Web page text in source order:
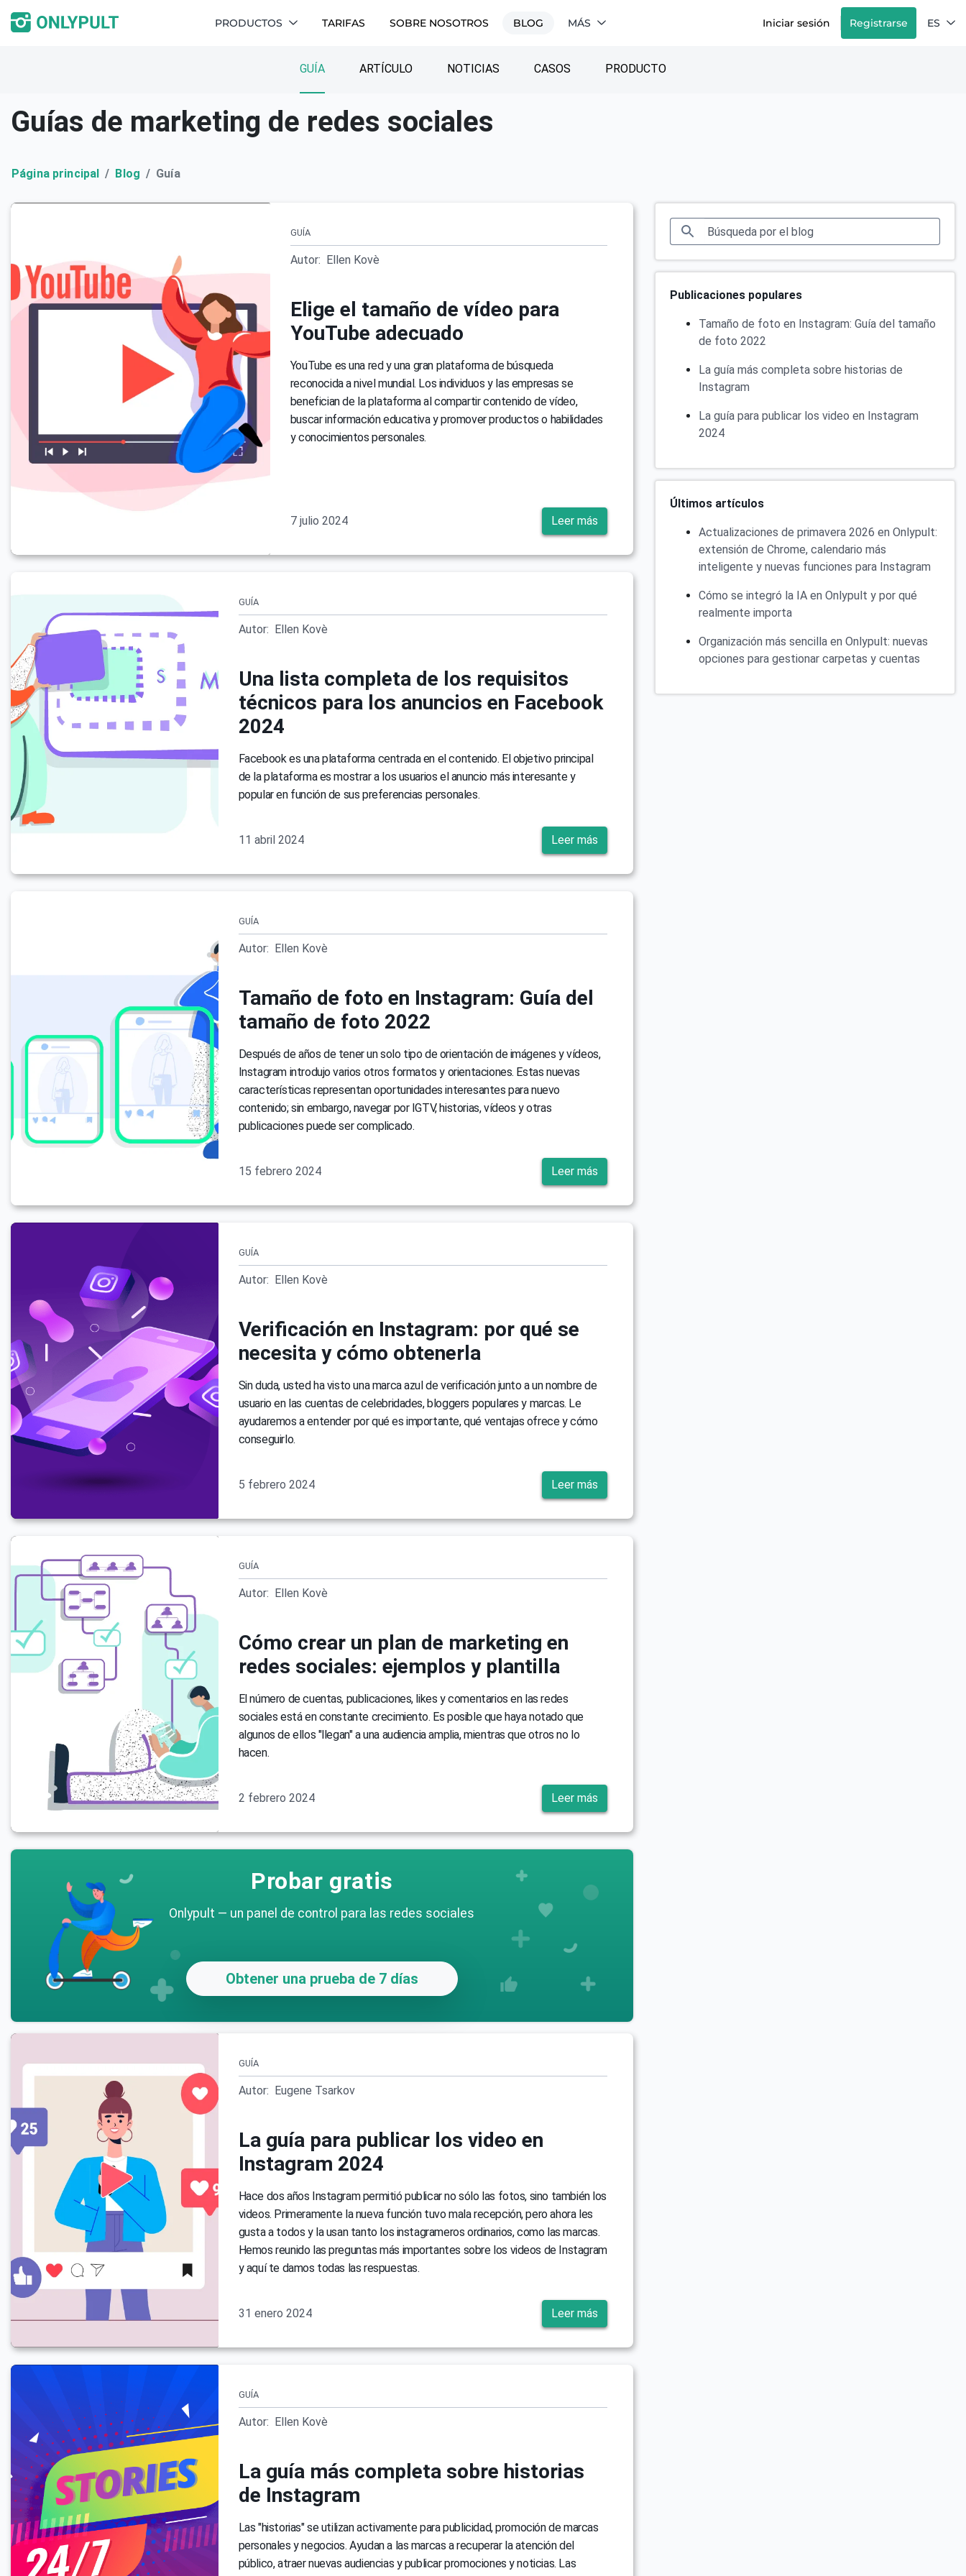
PRODUCTOS TARIFAS SOBRE NOSOTROS BLOG MÁS Iniciar sesión Registrarse ES
GUÍA ARTÍCULO NOTICIAS CASOS PRODUCTO
Guías de marketing de redes sociales
Página principal Blog Guía
GUÍA
Autor: Ellen Kovè
Elige el tamaño de vídeo para
YouTube adecuado
YouTube es una red y una gran plataforma de búsqueda
reconocida a nivel mundial. Los individuos y las empresas se
benefician de la plataforma al compartir contenido de vídeo,
buscar información educativa y promover productos o habilidades
y conocimientos personales.
7 julio 2024 Leer más
GUÍA
Autor: Ellen Kovè
Una lista completa de los requisitos
técnicos para los anuncios en Facebook
2024
Facebook es una plataforma centrada en el contenido. El objetivo principal
de la plataforma es mostrar a los usuarios el anuncio más interesante y
popular en función de sus preferencias personales.
11 abril 2024 Leer más
GUÍA
Autor: Ellen Kovè
Tamaño de foto en Instagram: Guía del
tamaño de foto 2022
Después de años de tener un solo tipo de orientación de imágenes y vídeos,
Instagram introdujo varios otros formatos y orientaciones. Estas nuevas
características representan oportunidades interesantes para nuevo
contenido; sin embargo, navegar por IGTV, historias, vídeos y otras
publicaciones puede ser complicado.
15 febrero 2024 Leer más
GUÍA
Autor: Ellen Kovè
Verificación en Instagram: por qué se
necesita y cómo obtenerla
Sin duda, usted ha visto una marca azul de verificación junto a un nombre de
usuario en las cuentas de celebridades, bloggers populares y marcas. Le
ayudaremos a entender por qué es importante, qué ventajas ofrece y cómo
conseguirlo.
5 febrero 2024 Leer más
GUÍA
Autor: Ellen Kovè
Cómo crear un plan de marketing en
redes sociales: ejemplos y plantilla
El número de cuentas, publicaciones, likes y comentarios en las redes
sociales está en constante crecimiento. Es posible que haya notado que
algunos de ellos "llegan" a una audiencia amplia, mientras que otros no lo
hacen.
2 febrero 2024 Leer más
Probar gratis
Onlypult — un panel de control para las redes sociales
Obtener una prueba de 7 días
GUÍA
Autor: Eugene Tsarkov
La guía para publicar los video en
Instagram 2024
Hace dos años Instagram permitió publicar no sólo las fotos, sino también los
videos. Primeramente la nueva función tuvo mala recepción, pero ahora les
gusta a todos y la usan tanto los instagrameros ordinarios, como las marcas.
Hemos reunido las preguntas más importantes sobre los videos de Instagram
y aquí te damos todas las respuestas.
31 enero 2024 Leer más
GUÍA
Autor: Ellen Kovè
La guía más completa sobre historias
de Instagram
Las "historias" se utilizan activamente para publicidad, promoción de marcas
personales y negocios. Ayudan a las marcas a recuperar la atención del
público, atraer nuevas audiencias y publicar promociones y noticias. Las
Publicaciones populares
Tamaño de foto en Instagram: Guía del tamaño
de foto 2022
La guía más completa sobre historias de
Instagram
La guía para publicar los video en Instagram
2024
Últimos artículos
Actualizaciones de primavera 2026 en Onlypult:
extensión de Chrome, calendario más
inteligente y nuevas funciones para Instagram
Cómo se integró la IA en Onlypult y por qué
realmente importa
Organización más sencilla en Onlypult: nuevas
opciones para gestionar carpetas y cuentas